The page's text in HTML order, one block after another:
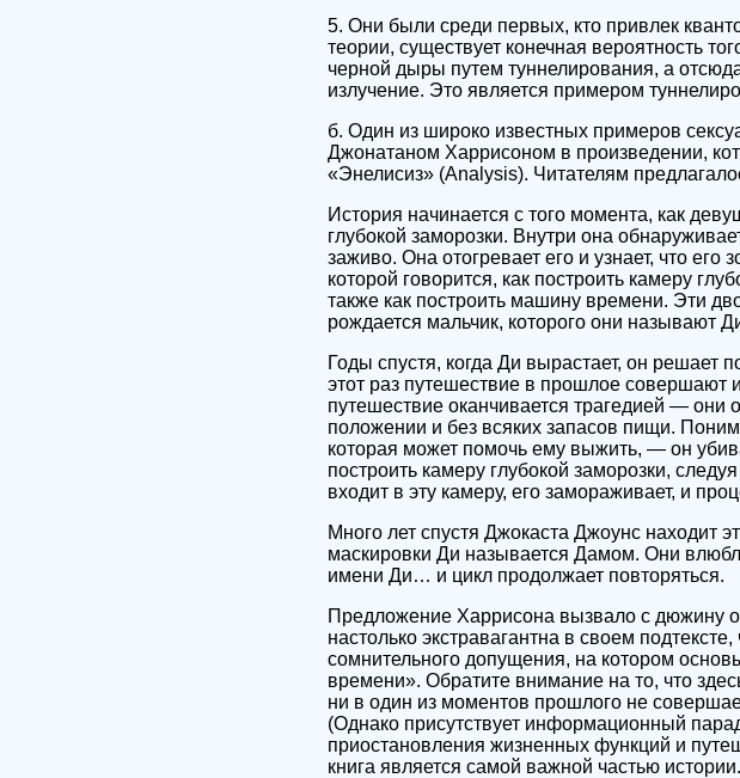
5. Они были среди первых, кто привлек
теории, существует конечная вероятность
черной дыры путем туннелирования, а
излучение. Это является примером
б. Один из широко известных примеров
Джонатаном Харрисоном в произведении,
«Энелисиз» (Analysis). Читателям
История начинается с того момента, как
глубокой заморозки. Внутри она
заживо. Она отогревает его и узнает, что его
которой говорится, как построить камеру
также как построить машину времени. Эти
рождается мальчик, которого они называют
Годы спустя, когда Ди вырастает, он решает
этот раз путешествие в прошлое совершают
путешествие оканчивается трагедией —
положении и без всяких запасов пищи.
которая может помочь ему выжить, — он
построить камеру глубокой заморозки,
входит в эту камеру, его замораживает, и
Много лет спустя Джокаста Джоунс находит
маскировки Ди называется Дамом. Они
имени Ди… и цикл продолжает повторяться.
Предложение Харрисона вызвало с дюжину
настолько экстравагантна в своем
сомнительного допущения, на котором
времени». Обратите внимание на то, что
ни в один из моментов прошлого не
(Однако присутствует информационный
приостановления жизненных функций и
книга является самой важной частью